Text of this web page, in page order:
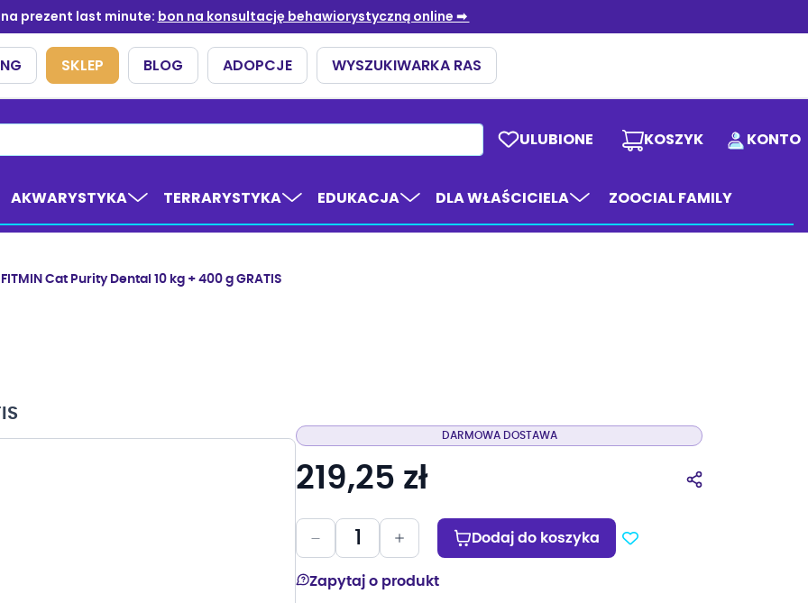
KOSZYK
ULUBIONE KONTO
AKWARYSTYKA TERRARYSTYKA EDUKACJA DLA WŁAŚCICIELA ZOOCIAL FAMILY
FITMIN Cat Purity Dental 10 kg + 400 g GRATIS
DARMOWA DOSTAWA
219,25 zł
Dodaj do koszyka
Zapytaj o produkt